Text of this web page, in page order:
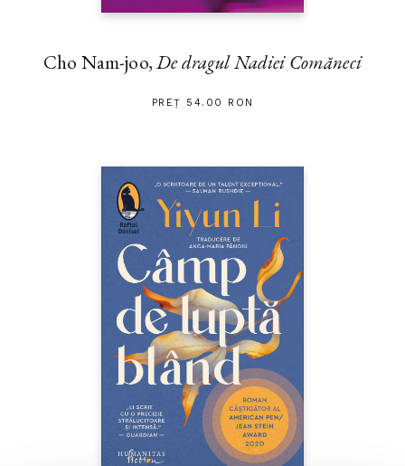
Cho Nam-joo,De dragul Nadiei Comăneci
PREȚ 54.00 RON